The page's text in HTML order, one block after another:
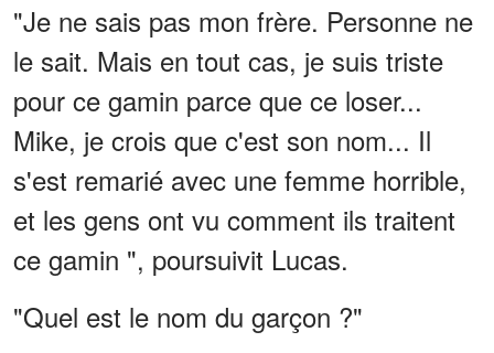
"Je ne sais pas mon frère. Personne ne
le sait. Mais en tout cas, je suis triste
pour ce gamin parce que ce loser...
Mike, je crois que c'est son nom... Il
s'est remarié avec une femme horrible,
et les gens ont vu comment ils traitent
ce gamin ", poursuivit Lucas.
"Quel est le nom du garçon ?"